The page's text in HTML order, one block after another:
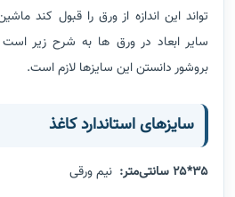
تواند این اندازه از ورق را قبول کند
سایر ابعاد در ورق ها به شرح زیر
بروشور دانستن این سایزها لازم است.
سایزهای استاندارد کاغذ
۳۵*۲۵ سانتی‌متر:
نیم ورقی